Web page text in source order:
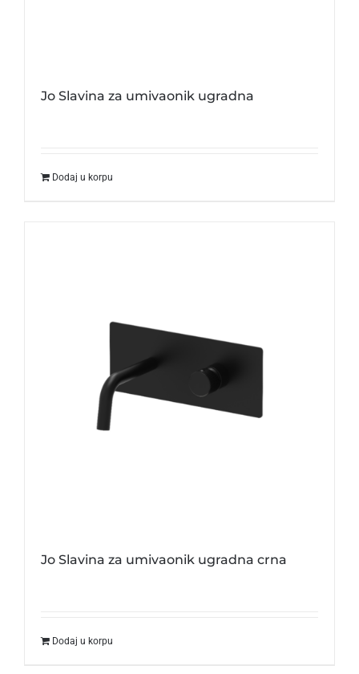
Jo Slavina za umivaonik ugradna
Dodaj u korpu
Jo Slavina za umivaonik ugradna crna
Dodaj u korpu